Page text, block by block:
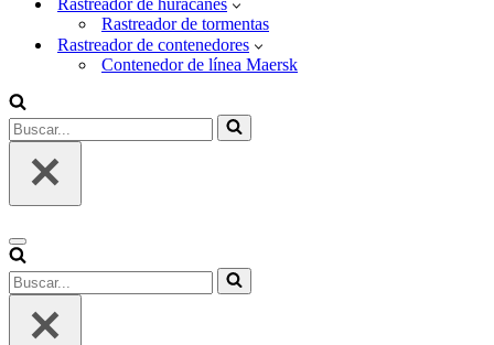
Rastreador de huracanes
Rastreador de tormentas
Rastreador de contenedores
Contenedor de línea Maersk
Buscar...
Menú
de
navegación
Buscar...